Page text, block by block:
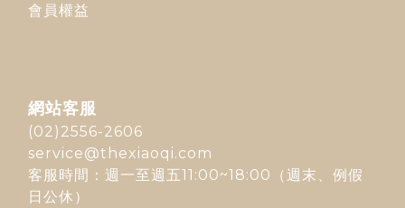
會員權益
網站客服
(02)2556-2606
service@thexiaoqi.com
客服時間：週一至週五11:00~18:00（週末、例假
日公休）